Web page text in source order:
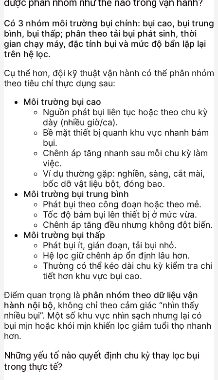
Có 3 nhóm môi trường bụi chính: bụi cao, bụi trung
bình, bụi thấp; phân theo tải bụi phát sinh, thời
gian chạy máy, đặc tính bụi và mức độ bẩn lặp lại
trên hệ lọc.
Cụ thể hơn, đội kỹ thuật vận hành có thể phân nhóm
theo tiêu chí thực dụng sau:
Môi trường bụi cao
Nguồn phát bụi liên tục hoặc theo chu kỳ
dày (nhiều giờ/ca).
Bề mặt thiết bị quanh khu vực nhanh bám
bụi.
Chênh áp tăng nhanh sau mỗi chu kỳ làm
việc.
Ví dụ thường gặp: nghiền, sàng, cắt mài,
bốc dỡ vật liệu bột, đóng bao.
Môi trường bụi trung bình
Phát bụi theo công đoạn hoặc theo mẻ.
Tốc độ bám bụi lên thiết bị ở mức vừa.
Chênh áp tăng đều nhưng không đột biến.
Môi trường bụi thấp
Phát bụi ít, gián đoạn, tải bụi nhỏ.
Hệ lọc giữ chênh áp ổn định lâu hơn.
Thường có thể kéo dài chu kỳ kiểm tra chi
tiết hơn khu vực bụi cao.
Điểm quan trọng là phân nhóm theo dữ liệu vận
hành nội bộ, không chỉ theo cảm giác “nhìn thấy
nhiều bụi”. Một số khu vực nhìn sạch nhưng lại có
bụi mịn hoặc khói mịn khiến lọc giảm tuổi thọ nhanh
hơn.
Những yếu tố nào quyết định chu kỳ thay lọc bụi
trong thực tế?